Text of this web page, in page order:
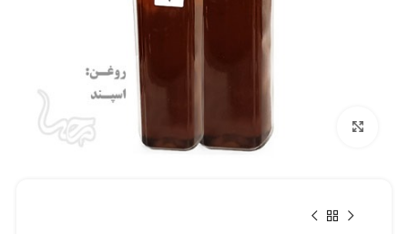
بزرگنمایی تصویر